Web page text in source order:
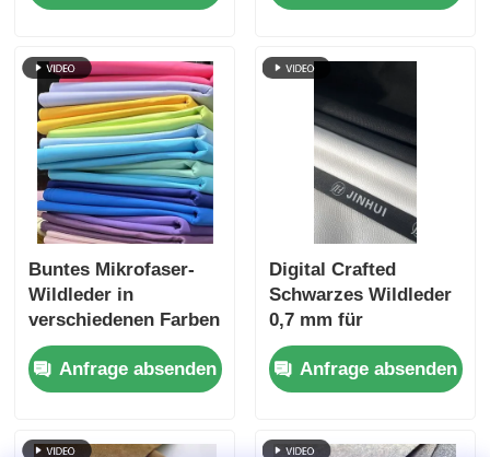
verschiedenen
verbreitet für
Verpackungen,
Taschen,
Handschuhe, Schuhe,
Futter, Obermaterial
und so weiter.
Buntes Mikrofaser-
Wildleder in
verschiedenen Farben
zur Auswahl, weit
verbreitet für
Verpackungen,
Handschuhe, Schuhe,
Anfrage absenden
Digital Crafted
Schwarzes Wildleder
0,7 mm für
Handschuhe
Anfrage absenden